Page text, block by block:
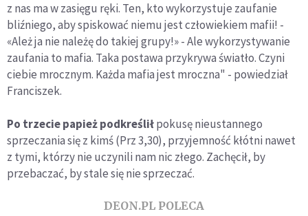
z nas ma w zasięgu ręki. Ten, kto wykorzystuje zaufanie
bliźniego, aby spiskować niemu jest człowiekiem mafii! -
«Ależ ja nie należę do takiej grupy!» - Ale wykorzystywanie
zaufania to mafia. Taka postawa przykrywa światło. Czyni
ciebie mrocznym. Każda mafia jest mroczna" - powiedział
Franciszek.
Po trzecie papież podkreśliłpokusę nieustannego
sprzeczania się z kimś (Prz 3,30), przyjemność kłótni nawet
z tymi, którzy nie uczynili nam nic złego. Zachęcił, by
przebaczać, by stale się nie sprzeczać.
DEON.PL POLECA